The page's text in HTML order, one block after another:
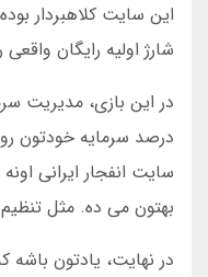
این سایت کلاهبردار
شارژ اولیه رایگان
درصد سرمایه خودتون رو
سایت انفجار ایرانی
بهتون می ده. مثل
در نهایت، یادتون